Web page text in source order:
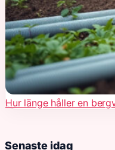
Hur länge håller en
Senaste idag